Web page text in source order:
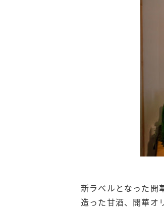
新ラベルとなった開
造った甘酒、開華オ